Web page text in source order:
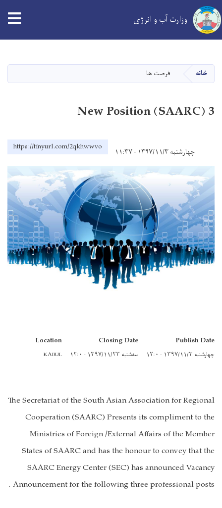
content
وزارت آب و انرژی
خانه فرصت ها
3 New Position (SAARC)
چهارشنبه ۱۳۹۷/۱۱/۳ - ۱۱:۳۷ https://tinyurl.com/2qkhwwvo
Publish Date
چهارشنبه ۱۳۹۷/۱۱/۳ - ۱۲:۰
Closing Date
سه‌شنبه ۱۳۹۷/۱۱/۲۳ - ۱۲:۰
Location
KABUL
The Secretariat of the South Asian Association for Regional
Cooperation (SAARC) Presents its compliment to the
Ministries of Foreign /External Affairs of the Member
States of SAARC and has the honour to convey that the
SAARC Energy Center (SEC) has announced Vacancy
Announcement for the following three professional posts .